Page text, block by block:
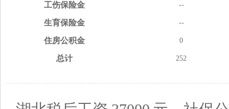
工伤保险金 --
生育保险金 --
住房公积金 0
总计 252